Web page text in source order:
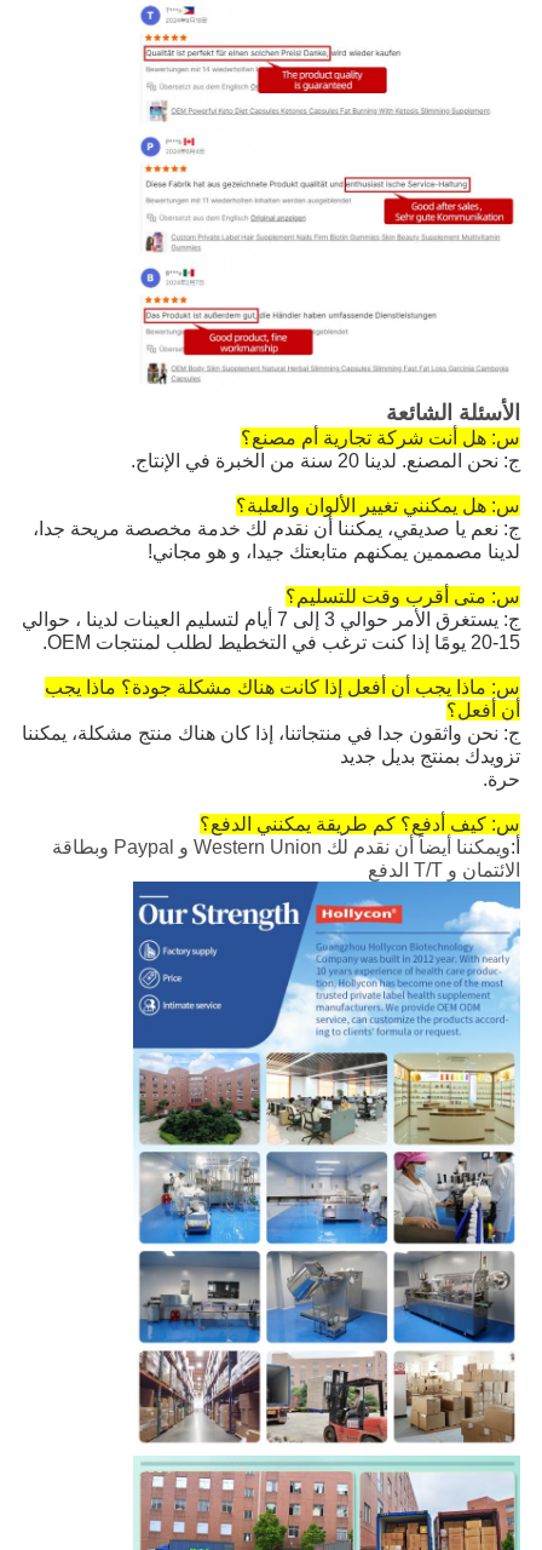
الأسئلة الشائعة
س: هل أنت شركة تجارية أم مصنع؟
ج: نحن المصنع. لدينا 20 سنة من الخبرة في الإنتاج.
س: هل يمكنني تغيير الألوان والعلبة؟
ج: نعم يا صديقي، يمكننا أن نقدم لك خدمة مخصصة مريحة جدا،
لدينا مصممين يمكنهم متابعتك جيدا، و هو مجاني!
س: متى أقرب وقت للتسليم؟
ج: يستغرق الأمر حوالي 3 إلى 7 أيام لتسليم العينات لدينا ، حوالي
15-20 يومًا إذا كنت ترغب في التخطيط لطلب لمنتجات OEM.
س: ماذا يجب أن أفعل إذا كانت هناك مشكلة جودة؟ ماذا يجب
أن أفعل؟
ج: نحن واثقون جدا في منتجاتنا، إذا كان هناك منتج مشكلة، يمكننا
تزويدك بمنتج بديل جديد
حرة.
س: كيف أدفع؟ كم طريقة يمكنني الدفع؟
أ:
ويمكننا أيضاً أن نقدم لك Western Union و Paypal وبطاقة
الائتمان و T/T الدفع